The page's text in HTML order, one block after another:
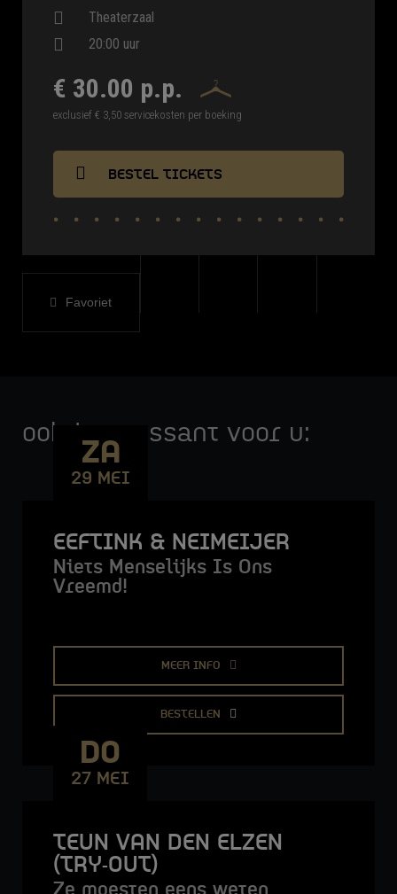
Deze voorstelling is mede mogelijk gemaakt door Stichting
Vrienden Schouwburg Lochem.
Theaterzaal
20:00 uur
€ 30.00 p.p.
exclusief € 3,50 servicekosten per boeking
BESTEL TICKETS
Favoriet
ook interessant voor u:
ZA
29 MEI
EEFTINK & NEIMEIJER
Niets Menselijks Is Ons
Vreemd!
MEER INFO
BESTELLEN
DO
27 MEI
TEUN VAN DEN ELZEN
(TRY-OUT)